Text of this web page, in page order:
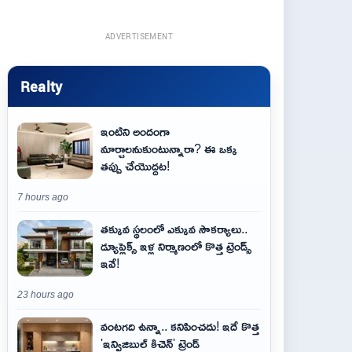
ADVERTISEMENT
Realty
ఇంటిని అందంగా
మార్చాలనుకుంటున్నారా? ఈ ఒక్క
తప్పు చేయొద్దట!
7 hours ago
తక్కువ స్థలంలో ఎక్కువ సౌకర్యాలు..
డ్యూప్లెక్స్ ఇళ్ల నిర్మాణంలో కొత్త ట్రెండ్స్
ఇవే!
23 hours ago
వంటగది ఉన్నా.. కనిపించదు! ఇదే కొత్త
'ఇన్విజిబుల్ కిచెన్' ట్రెండ్